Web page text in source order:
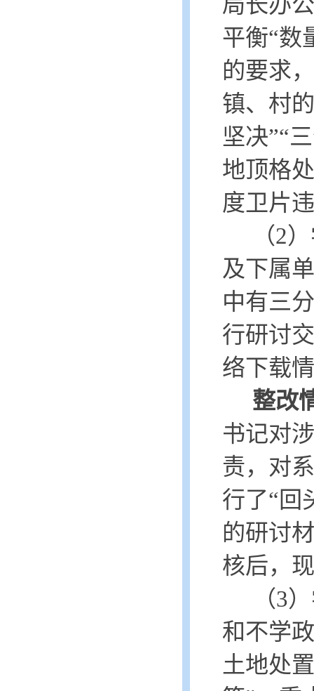
平衡“数
的要求
镇、村
坚决”“
地顶格
度卫片
（2）
及下属
中有三
行研讨
络下载
整改
书记对
责，对
行了“回
的研讨
核后，
（3）
和不学
土地处